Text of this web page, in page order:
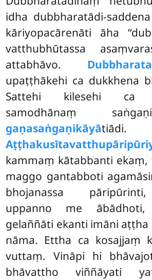
idha dubbharatādi-
kāriyopacārenāti āha
vatthubhūtassa
attabhāvo. Dubbharata
upaṭṭhākehi ca dukkhena
Sattehi kilesehi ca
samodhānaṃ
gaṇasaṅgaṇikāyātiādi.
kammaṃ kātabbanti ekaṃ,
maggo gantabboti
bhojanassa
uppanno me ābādhoti,
gelaññāti ekanti imāni
nāma. Ettha ca kosajjaṃ
vuttaṃ. Vināpi hi
bhāvattho viññāyati